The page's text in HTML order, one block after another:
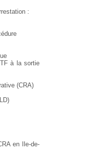
:
à la sortie
(CRA)
en Ile-de-